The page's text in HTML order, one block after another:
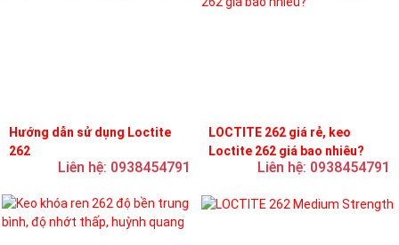
Hướng dẫn sử dụng Loctite
262
Liên hệ: 0938454791
LOCTITE 262 giá rẻ, keo
Loctite 262 giá bao nhiêu?
Liên hệ: 0938454791